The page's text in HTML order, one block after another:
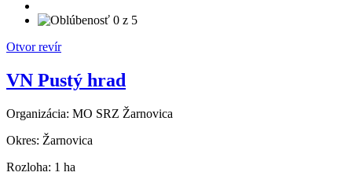
Otvor revír
VN Pustý hrad
Organizácia: MO SRZ Žarnovica
Okres: Žarnovica
Rozloha: 1 ha